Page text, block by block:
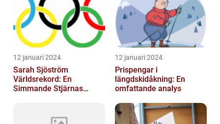
12 januari 2024
Sarah Sjöström
Världsrekord: En
Simmande Stjärnas
12 januari 2024
Prispengar i
längdskidåkning: En
omfattande analys